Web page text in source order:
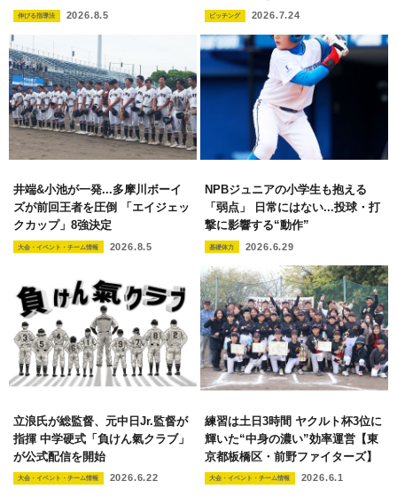
伸びる指導法 2026.8.5 ピッチング 2026.7.24
井端&小池が一発...多摩川ボーイ
ズが前回王者を圧倒 「エイジェッ
クカップ」8強決定
大会・イベント・チーム情報 2026.8.5
NPBジュニアの小学生も抱える
「弱点」 日常にはない...投球・打
撃に影響する“動作”
基礎体力 2026.6.29
立浪氏が総監督、元中日Jr.監督が
指揮 中学硬式「負けん氣クラブ」
が公式配信を開始
大会・イベント・チーム情報 2026.6.22
練習は土日3時間 ヤクルト杯3位に
輝いた“中身の濃い”効率運営【東
京都板橋区・前野ファイターズ】
大会・イベント・チーム情報 2026.6.1